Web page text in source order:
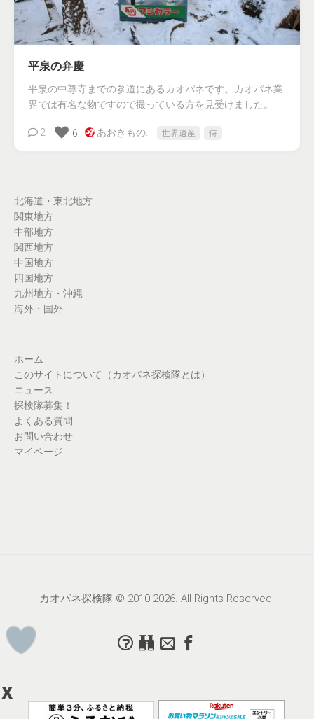
平泉の弁慶
平泉の中尊寺までの参道にあるカオパネです。カオパネ業
界では有名な物ですので撮っている方を見受けました。
2 6 あおきもの. 世界遺産 侍
北海道・東北地方
関東地方
中部地方
関西地方
中国地方
四国地方
九州地方・沖縄
海外・国外
ホーム
このサイトについて（カオパネ探検隊とは）
ニュース
探検隊募集！
よくある質問
お問い合わせ
マイページ
カオパネ探検隊 © 2010-2026. All Rights Reserved.